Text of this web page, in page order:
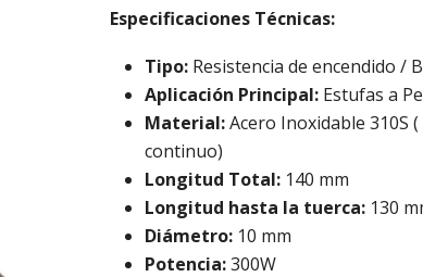
Especificaciones Técnicas:
Tipo: Resistencia de encendido /
Aplicación Principal: Estufas a
Material:Acero Inoxidable 310S
continuo)
Longitud Total: 140 mm
Longitud hasta la tuerca: 130
Diámetro: 10 mm
Potencia:300W